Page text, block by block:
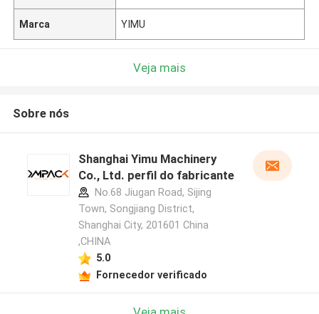
Marca YIMU
Veja mais
Sobre nós
Shanghai Yimu Machinery
Co., Ltd. perfil do fabricante
No.68 Jiugan Road, Sijing
Town, Songjiang District,
Shanghai City, 201601 China
,CHINA
5.0
Fornecedor verificado